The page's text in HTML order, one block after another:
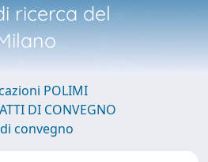
ricerca del
POLIMI
DI CONVEGNO
convegno